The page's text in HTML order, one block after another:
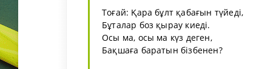
Тоғай: Қара бұлт қабағын түйеді,
Бұталар боз қырау киеді.
Осы ма, осы ма күз деген,
Бақшаға баратын бізбенен?